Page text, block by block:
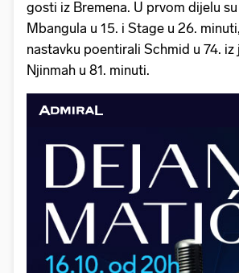
gosti iz Bremena. U prvom dijelu
Mbangula u 15. i Stage u 26.
nastavku poentirali Schmid u 74. iz
Njinmah u 81. minuti.